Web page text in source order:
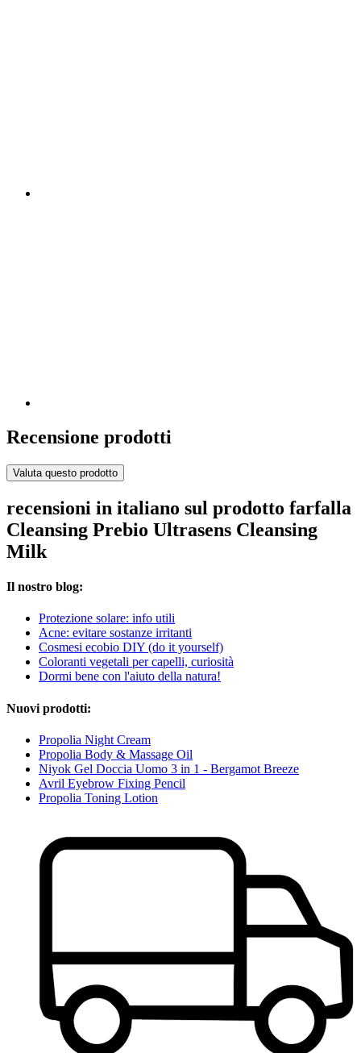
Recensione prodotti
Valuta questo prodotto
recensioni in italiano sul prodotto farfalla
Cleansing Prebio Ultrasens Cleansing
Milk
Il nostro blog:
Protezione solare: info utili
Acne: evitare sostanze irritanti
Cosmesi ecobio DIY (do it yourself)
Coloranti vegetali per capelli, curiosità
Dormi bene con l'aiuto della natura!
Nuovi prodotti:
Propolia Night Cream
Propolia Body & Massage Oil
Niyok Gel Doccia Uomo 3 in 1 - Bergamot Breeze
Avril Eyebrow Fixing Pencil
Propolia Toning Lotion